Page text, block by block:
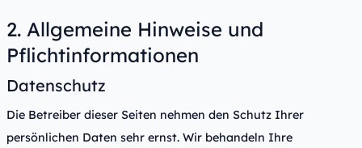
2. Allgemeine Hinweise und
Pflichtinformationen
Datenschutz
Die Betreiber dieser Seiten nehmen den Schutz Ihrer
persönlichen Daten sehr ernst. Wir behandeln Ihre